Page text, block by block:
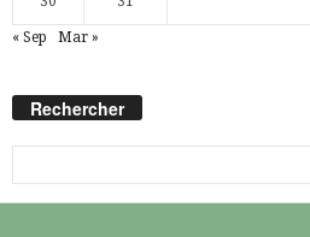
« Sep Mar »
Rechercher